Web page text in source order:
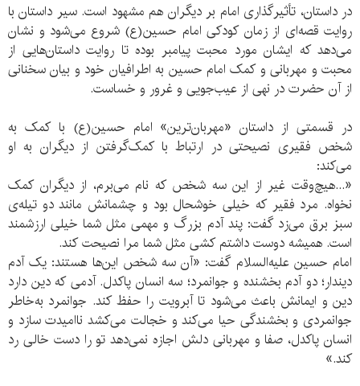
در داستان، تأثیرگذاری امام بر دیگران هم مشهود است. سیر داستان با
روایت قصه‌ای از زمان کودکی امام حسین(ع) شروع می‌شود و نشان
می‌دهد که ایشان مورد محبت پیامبر بوده تا روایت داستان‌هایی از
محبت و مهربانی و کمک امام حسین به اطرافیان خود و بیان سخنانی
از آن حضرت در نهی از عیب‌جویی و غرور و خساست.
در قسمتی از داستان «مهربان‌ترین» امام حسین(ع) با کمک به
شخص فقیری نصیحتی در ارتباط با کمک‌گرفتن از دیگران به او
می‌کند:
«...هیچ‌وقت غیر از این سه شخص که نام می‌برم، از دیگران کمک
نخواه. مرد فقیر که خیلی خوشحال بود و چشمانش مانند دو تیله‌ی
سبز برق می‌زد گفت: پند آدم بزرگ و مهمی مثل شما خیلی ارزشمند
است. همیشه دوست داشتم کشی مثل شما مرا نصیحت کند.
امام حسین علیه‌السلام گفت: «آن سه شخص این‌ها هستند: یک آدم
دیندار؛ دو آدم بخشنده و جوانمرد؛ سه انسان پاکدل. آدمی که دین دارد
دین و ایمانش باعث می‌شود تا آبرویت را حفظ کند. جوانمرد به‌خاطر
جوانمردی و بخشندگی حیا می‌کند و خجالت می‌کشد ناامیدت سازد و
انسان پاکدل، صفا و مهربانی دلش اجازه نمی‌دهد تو را دست خالی رد
کند.»